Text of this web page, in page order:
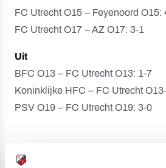
FC Utrecht O15 – Feyenoord O15:
FC Utrecht O17 – AZ O17: 3-1
Uit
BFC O13 – FC Utrecht O13: 1-7
Koninklijke HFC – FC Utrecht
PSV O19 – FC Utrecht O19: 3-0